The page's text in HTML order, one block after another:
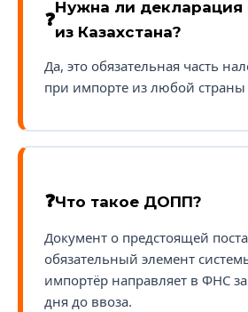
Нужна ли декларация
из Казахстана?
Да, это обязательная часть
при импорте из любой
Что такое ДОПП?
Документ о предстоящей
обязательный элемент
импортёр направляет в ФНС
дня до ввоза.